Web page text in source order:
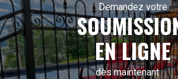
Demandez votre
EN LIGNE
dès maintenant